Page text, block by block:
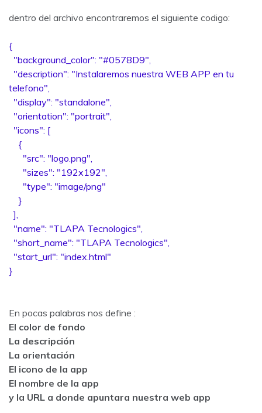
dentro del archivo encontraremos el siguiente codigo:
{
"background_color": "#0578D9",
"description": "Instalaremos nuestra WEB APP en tu
telefono",
"display": "standalone",
"orientation": "portrait",
"icons": [
{
"src": "logo.png",
"sizes": "192x192",
"type": "image/png"
}
],
"name": "TLAPA Tecnologics",
"short_name": "TLAPA Tecnologics",
"start_url": "index.html"
}
En pocas palabras nos define :
El color de fondo
La descripción
La orientación
El icono de la app
El nombre de la app
y la URL a donde apuntara nuestra web app